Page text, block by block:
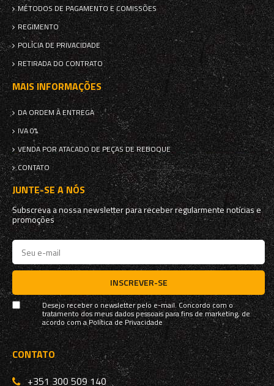
MÉTODOS DE PAGAMENTO E COMISSÕES
REGIMENTO
POLÍCIA DE PRIVACIDADE
RETIRADA DO CONTRATO
MAIS INFORMAÇÕES
DA ORDEM À ENTREGA
IVA 0%
VENDA POR ATACADO DE PEÇAS DE REBOQUE
CONTATO
JUNTE-SE A NÓS
Subscreva a nossa newsletter para receber regularmente notícias e
promoções
INSCREVER-SE
Desejo receber o newsletter pelo e-mail. Concordo com o
tratamento dos meus dados pessoais para fins de marketing, de
acordo com aPolítica de Privacidade
CONTATO
+351 300 509 140